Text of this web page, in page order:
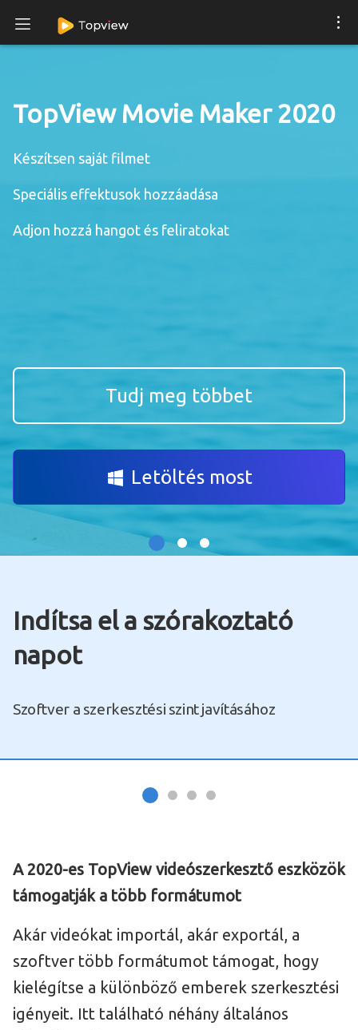
TopView Movie Maker 2020
Készítsen saját filmet
Speciális effektusok hozzáadása
Adjon hozzá hangot és feliratokat
Tudj meg többet
Letöltés most
Indítsa el a szórakoztató
napot
Szoftver a szerkesztési szint javításához
A 2020-es TopView videószerkesztő eszközök
támogatják a több formátumot
Akár videókat importál, akár exportál, a
szoftver több formátumot támogat, hogy
kielégítse a különböző emberek szerkesztési
igényeit. Itt található néhány általános